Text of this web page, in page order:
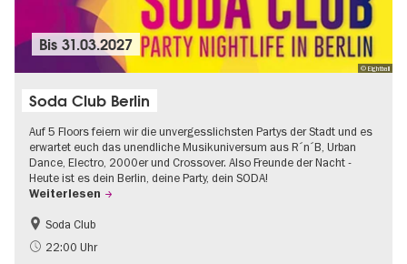
© Eightball
Bis31.03.2027
Soda Club Berlin
Auf 5 Floors feiern wir die unvergesslichsten Partys der Stadt und es
erwartet euch das unendliche Musikuniversum aus R´n´B, Urban
Dance, Electro, 2000er und Crossover. Also Freunde der Nacht -
Heute ist es dein Berlin, deine Party, dein SODA!
Weiterlesen
Going local Berlin
Soda Club
22:00 Uhr